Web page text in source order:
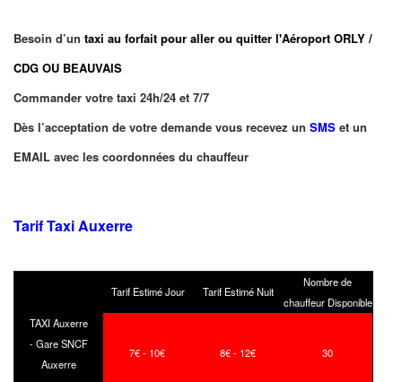
Besoin d’un taxi au forfait pour aller ou quitter l'Aéroport ORLY /
CDG OU BEAUVAIS
Commander votre taxi 24h/24 et 7/7
Dès l’acceptation de votre demande vous recevez un SMS et un
EMAIL avec les coordonnées du chauffeur
Tarif Taxi Auxerre
Tarif Estimé Jour Tarif Estimé Nuit
Nombre de
chauffeur Disponible
TAXI Auxerre
- Gare SNCF
Auxerre
7€ - 10€ 8€ - 12€ 30